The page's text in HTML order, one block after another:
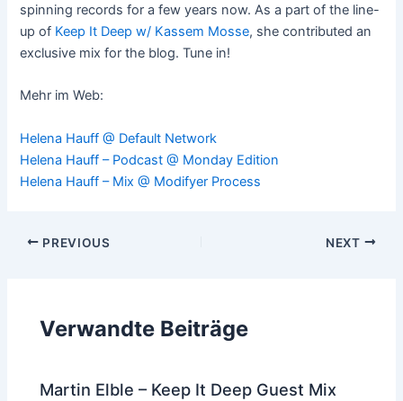
spinning records for a few years now. As a part of the line-
up of Keep It Deep w/ Kassem Mosse, she contributed an
exclusive mix for the blog. Tune in!
Mehr im Web:
Helena Hauff @ Default Network
Helena Hauff – Podcast @ Monday Edition
Helena Hauff – Mix @ Modifyer Process
Post
PREVIOUS NEXT
Verwandte Beiträge
Martin Elble – Keep It Deep Guest Mix